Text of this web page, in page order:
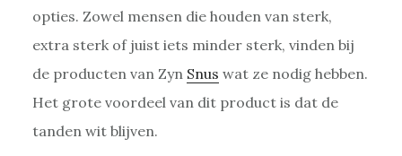
opties. Zowel mensen die houden van sterk,
extra sterk of juist iets minder sterk, vinden bij
de producten van Zyn Snus wat ze nodig hebben.
Het grote voordeel van dit product is dat de
tanden wit blijven.